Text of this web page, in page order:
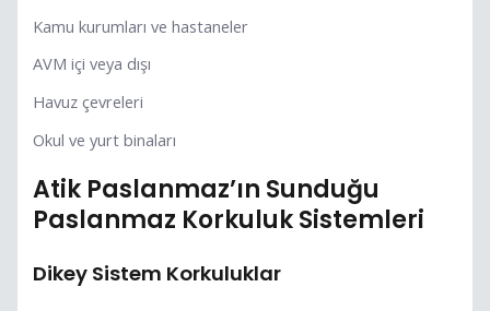
Kamu kurumları ve hastaneler
AVM içi veya dışı
Havuz çevreleri
Okul ve yurt binaları
Atik Paslanmaz’ın Sunduğu
Paslanmaz Korkuluk Sistemleri
Dikey Sistem Korkuluklar